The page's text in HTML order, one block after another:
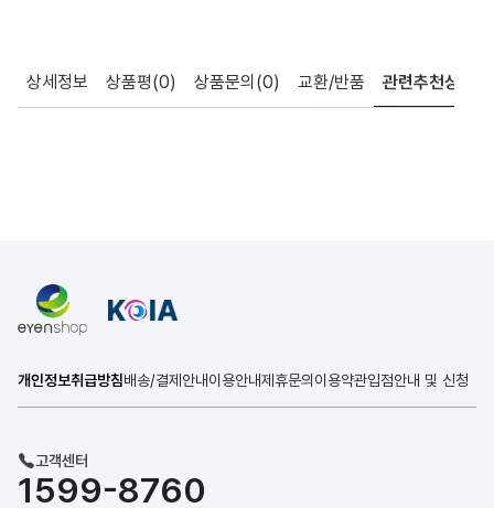
상세정보 상품평(0) 상품문의 (0) 교환/반품 관련추천상품
개인정보취급방침배송/결제안내이용안내제휴문의 이용약관입점안내 및 신청
고객센터
1599-8760